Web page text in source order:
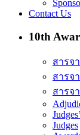
Contact Us
10th
สารจ
สารจ
สารจ
Judges